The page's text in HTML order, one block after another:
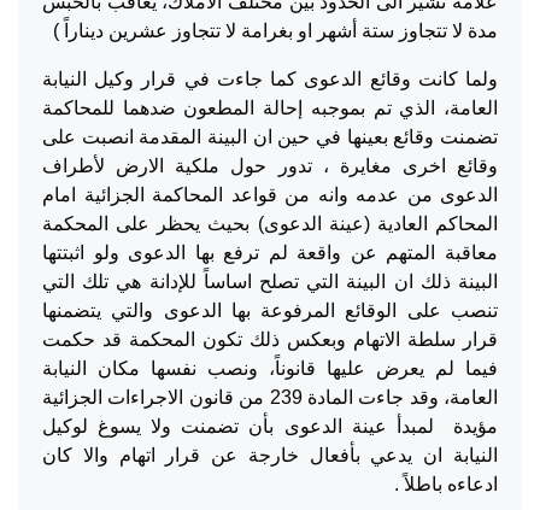
مدة لا تتجاوز ستة أشهر او بغرامة لا تتجاوز عشرين ديناراً )
ولما كانت وقائع الدعوى كما جاءت في قرار وكيل النيابة
العامة، الذي تم بموجبه إحالة المطعون ضدهما للمحاكمة
تضمنت وقائع بعينها في حين ان البينة المقدمة انصبت على
وقائع اخرى مغايرة ، تدور حول ملكية الارض لأطراف
الدعوى من عدمه وانه من قواعد المحاكمة الجزائية امام
المحاكم العادية (عينة الدعوى) بحيث يحظر على المحكمة
معاقبة المتهم عن واقعة لم ترفع بها الدعوى ولو اثبتتها
البينة ذلك ان البينة التي تصلح اساساً للإدانة هي تلك التي
تنصب على الوقائع المرفوعة بها الدعوى والتي يتضمنها
قرار سلطة الاتهام وبعكس ذلك تكون المحكمة قد حكمت
فيما لم يعرض عليها قانوناً، ونصب نفسها مكان النيابة
العامة، وقد جاءت المادة 239 من قانون الاجراءات الجزائية
مؤيدة لمبدأ عينة الدعوى بأن تضمنت ولا يسوغ لوكيل
النيابة ان يدعي بأفعال خارجة عن قرار اتهام والا كان
ادعاءه باطلاً .